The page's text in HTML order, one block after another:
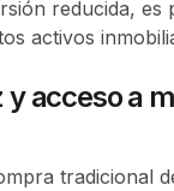
reducida, es
activos
acceso a
tradicional